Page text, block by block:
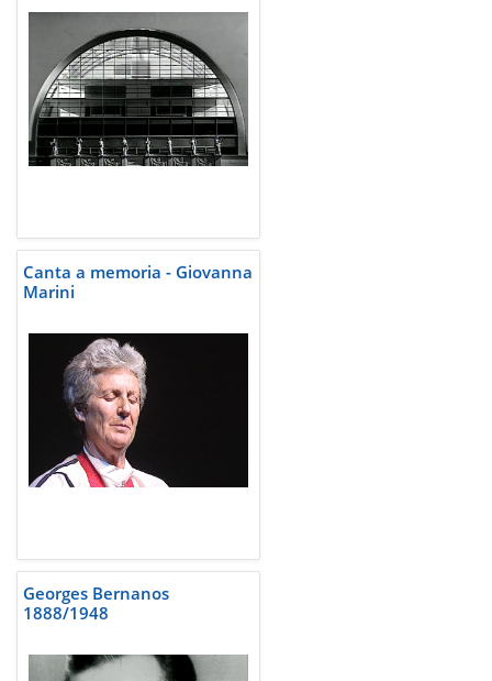
Canta a memoria - Giovanna
Marini
Georges Bernanos
1888/1948